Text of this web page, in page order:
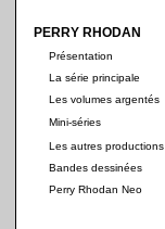
PERRY RHODAN
Présentation
La série principale
Les volumes argentés
Mini-séries
Les autres productions
Bandes dessinées
Perry Rhodan Neo